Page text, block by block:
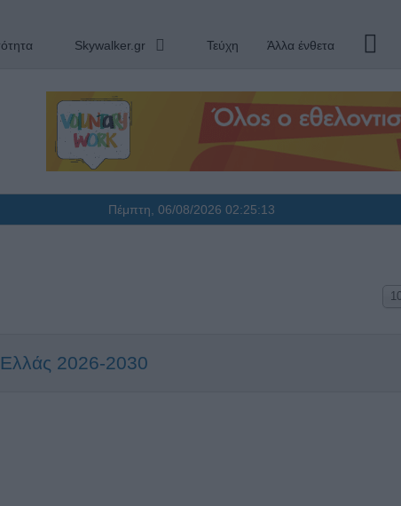
Skywalker.gr Τεύχη Άλλα ένθετα
Πέμπτη, 06/08/2026 02:25:13
Ελλάς 2026-2030